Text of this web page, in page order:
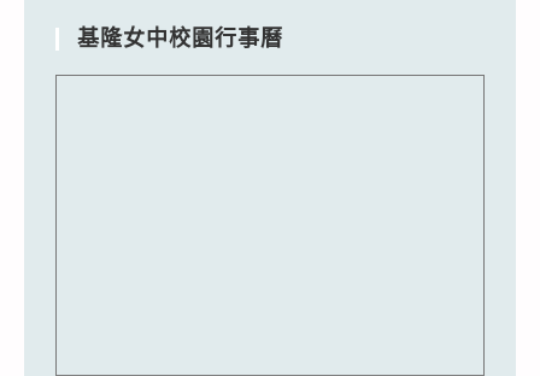
基隆女中校園行事曆